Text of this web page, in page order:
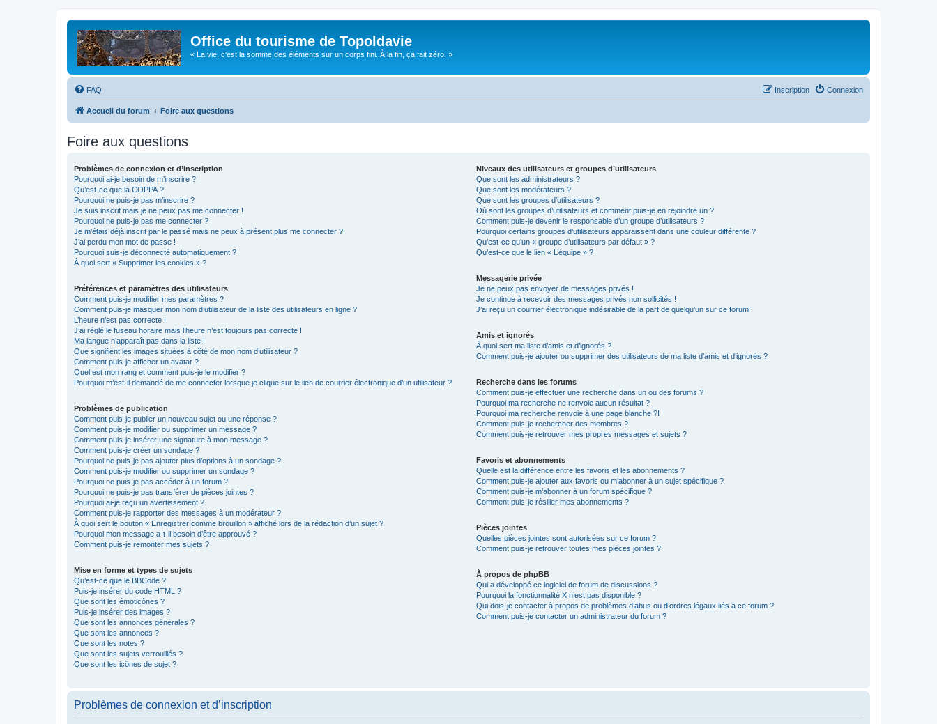
Office du tourisme de Topoldavie
« La vie, c'est la somme des éléments sur un corps fini. À la fin, ça fait zéro. »
FAQ Connexion
Inscription
Accueil du forum Foire aux questions
Foire aux questions
Problèmes de connexion et d’inscription
Pourquoi ai-je besoin de m’inscrire ?
Qu’est-ce que la COPPA ?
Pourquoi ne puis-je pas m’inscrire ?
Je suis inscrit mais je ne peux pas me connecter !
Pourquoi ne puis-je pas me connecter ?
Je m’étais déjà inscrit par le passé mais ne peux à présent plus me connecter ?!
J’ai perdu mon mot de passe !
Pourquoi suis-je déconnecté automatiquement ?
À quoi sert « Supprimer les cookies » ?
Préférences et paramètres des utilisateurs
Comment puis-je modifier mes paramètres ?
Comment puis-je masquer mon nom d’utilisateur de la liste des utilisateurs en ligne ?
L’heure n’est pas correcte !
J’ai réglé le fuseau horaire mais l’heure n’est toujours pas correcte !
Ma langue n’apparaît pas dans la liste !
Que signifient les images situées à côté de mon nom d’utilisateur ?
Comment puis-je afficher un avatar ?
Quel est mon rang et comment puis-je le modifier ?
Pourquoi m’est-il demandé de me connecter lorsque je clique sur le lien de courrier électronique d’un utilisateur ?
Problèmes de publication
Comment puis-je publier un nouveau sujet ou une réponse ?
Comment puis-je modifier ou supprimer un message ?
Comment puis-je insérer une signature à mon message ?
Comment puis-je créer un sondage ?
Pourquoi ne puis-je pas ajouter plus d’options à un sondage ?
Comment puis-je modifier ou supprimer un sondage ?
Pourquoi ne puis-je pas accéder à un forum ?
Pourquoi ne puis-je pas transférer de pièces jointes ?
Pourquoi ai-je reçu un avertissement ?
Comment puis-je rapporter des messages à un modérateur ?
À quoi sert le bouton « Enregistrer comme brouillon » affiché lors de la rédaction d’un sujet ?
Pourquoi mon message a-t-il besoin d’être approuvé ?
Comment puis-je remonter mes sujets ?
Mise en forme et types de sujets
Qu’est-ce que le BBCode ?
Puis-je insérer du code HTML ?
Que sont les émoticônes ?
Puis-je insérer des images ?
Que sont les annonces générales ?
Que sont les annonces ?
Que sont les notes ?
Que sont les sujets verrouillés ?
Que sont les icônes de sujet ?
Niveaux des utilisateurs et groupes d’utilisateurs
Que sont les administrateurs ?
Que sont les modérateurs ?
Que sont les groupes d’utilisateurs ?
Où sont les groupes d’utilisateurs et comment puis-je en rejoindre un ?
Comment puis-je devenir le responsable d’un groupe d’utilisateurs ?
Pourquoi certains groupes d’utilisateurs apparaissent dans une couleur différente ?
Qu’est-ce qu’un « groupe d’utilisateurs par défaut » ?
Qu’est-ce que le lien « L’équipe » ?
Messagerie privée
Je ne peux pas envoyer de messages privés !
Je continue à recevoir des messages privés non sollicités !
J’ai reçu un courrier électronique indésirable de la part de quelqu’un sur ce forum !
Amis et ignorés
À quoi sert ma liste d’amis et d’ignorés ?
Comment puis-je ajouter ou supprimer des utilisateurs de ma liste d’amis et d’ignorés ?
Recherche dans les forums
Comment puis-je effectuer une recherche dans un ou des forums ?
Pourquoi ma recherche ne renvoie aucun résultat ?
Pourquoi ma recherche renvoie à une page blanche ?!
Comment puis-je rechercher des membres ?
Comment puis-je retrouver mes propres messages et sujets ?
Favoris et abonnements
Quelle est la différence entre les favoris et les abonnements ?
Comment puis-je ajouter aux favoris ou m’abonner à un sujet spécifique ?
Comment puis-je m’abonner à un forum spécifique ?
Comment puis-je résilier mes abonnements ?
Pièces jointes
Quelles pièces jointes sont autorisées sur ce forum ?
Comment puis-je retrouver toutes mes pièces jointes ?
À propos de phpBB
Qui a développé ce logiciel de forum de discussions ?
Pourquoi la fonctionnalité X n’est pas disponible ?
Qui dois-je contacter à propos de problèmes d’abus ou d’ordres légaux liés à ce forum ?
Comment puis-je contacter un administrateur du forum ?
Problèmes de connexion et d’inscription